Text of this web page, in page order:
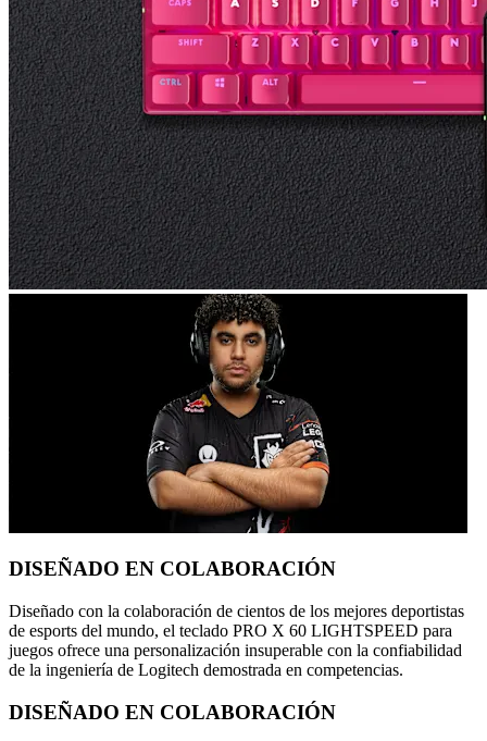
DISEÑADO EN COLABORACIÓN
Diseñado con la colaboración de cientos de los mejores deportistas
de esports del mundo, el teclado PRO X 60 LIGHTSPEED para
juegos ofrece una personalización insuperable con la confiabilidad
de la ingeniería de Logitech demostrada en competencias.
DISEÑADO EN COLABORACIÓN